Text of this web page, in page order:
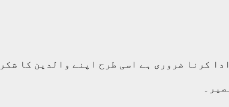
کرنا ضروری ہے اسی طرح اپنے والدین کا